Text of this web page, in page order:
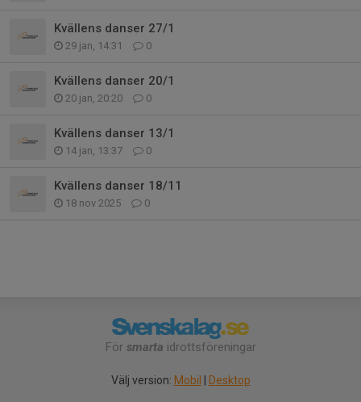
Kvällens danser 27/1
29 jan, 14:31 0
Kvällens danser 20/1
20 jan, 20:20 0
Kvällens danser 13/1
14 jan, 13:37 0
Kvällens danser 18/11
18 nov 2025 0
För smarta idrottsföreningar
Välj version: Mobil | Desktop